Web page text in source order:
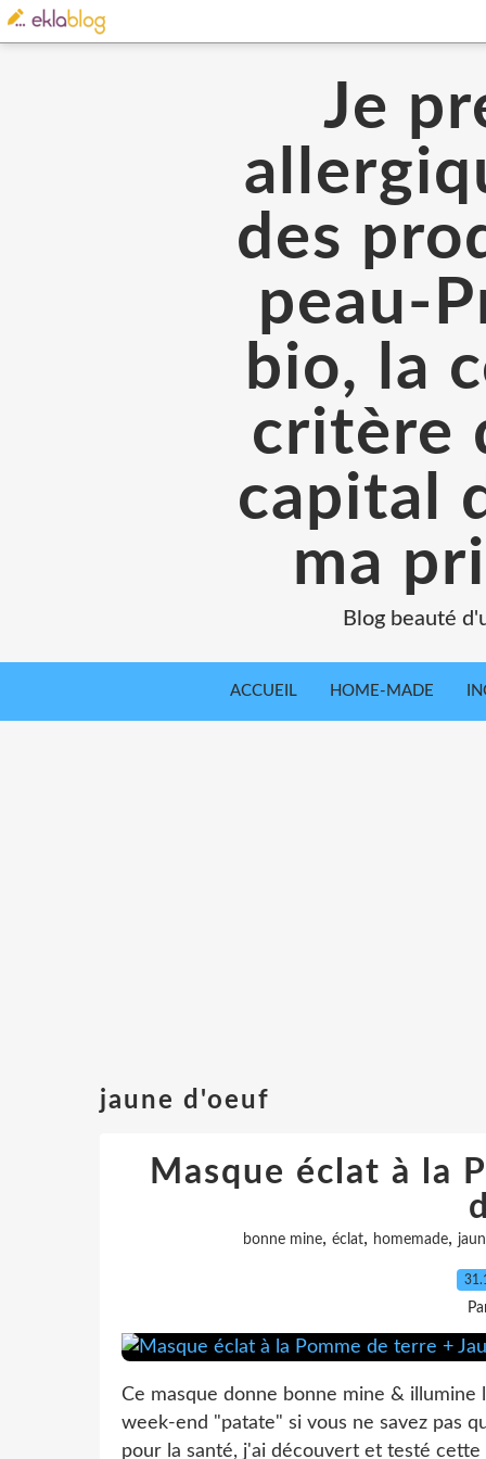
Je
des
peau-
bio, la
critère
capital
ma
Blog beauté
ACCUEIL HOME-MADE
jaune d'oeuf
Masque éclat à la
bonne mine, éclat, homemade,
Ce masque donne bonne mine &
week-end "patate" si vous ne savez pas
pour la santé, j'ai découvert et testé